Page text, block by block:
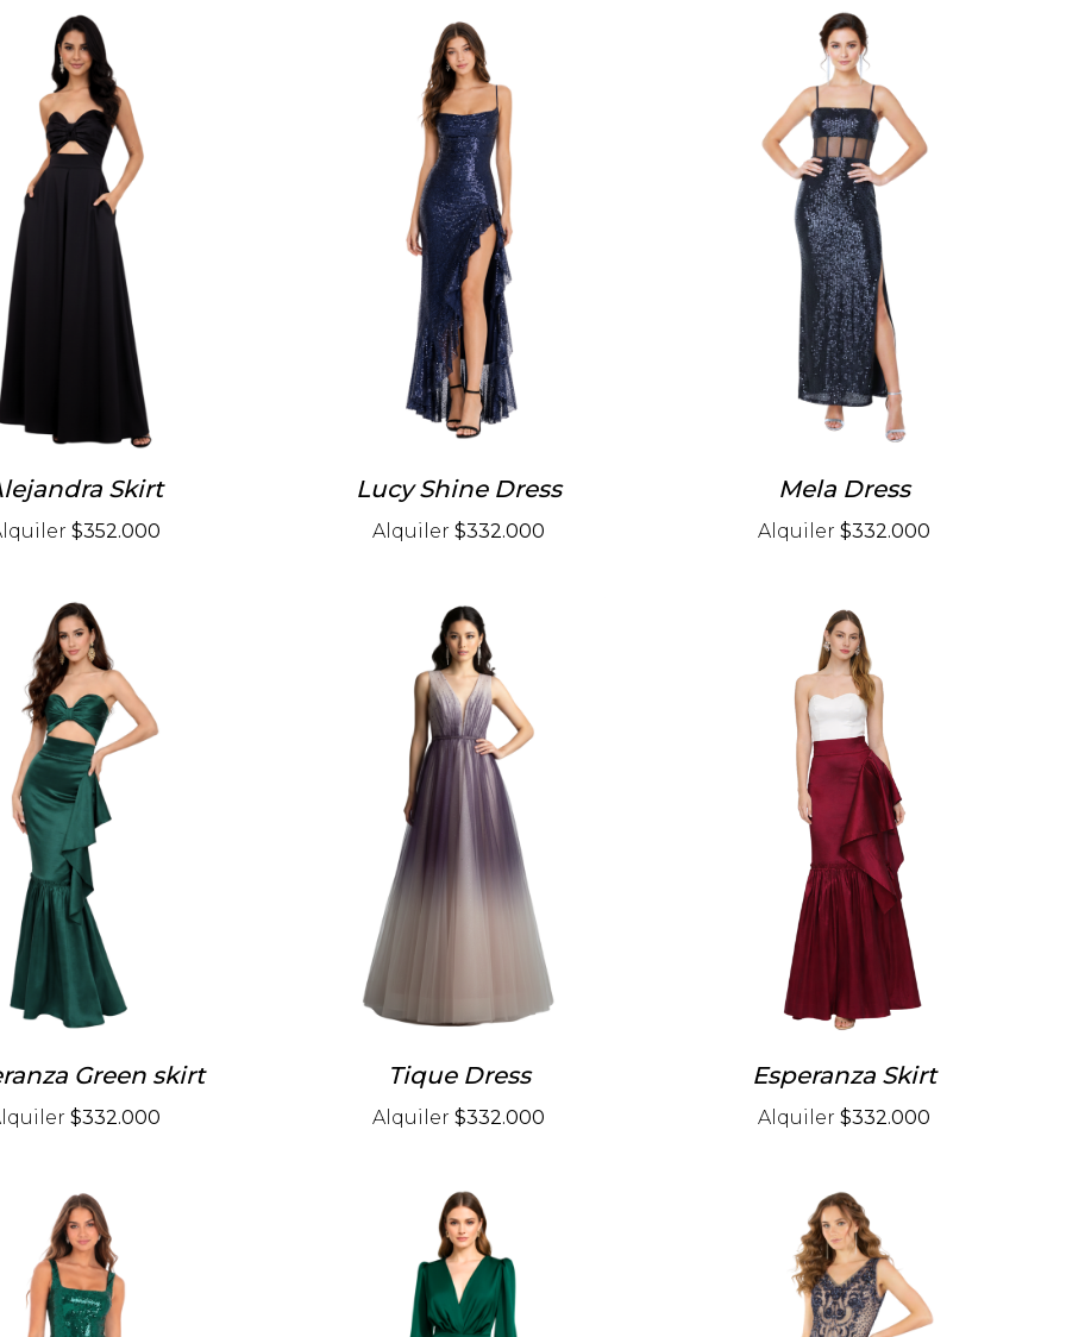
Skirt
$352.000
Lucy Shine Dress
Alquiler$332.000
Mela Dress
Alquiler $332.000
Green skirt
$332.000
Tique Dress
Alquiler$332.000
Esperanza Skirt
Alquiler $332.000